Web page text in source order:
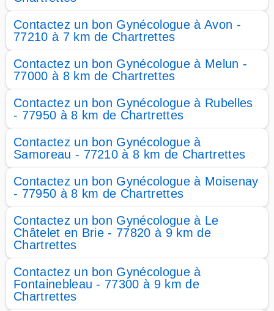
Contactez un bon Gynécologue à Avon -
77210 à 7 km de Chartrettes
Contactez un bon Gynécologue à Melun -
77000 à 8 km de Chartrettes
Contactez un bon Gynécologue à Rubelles
- 77950 à 8 km de Chartrettes
Contactez un bon Gynécologue à
Samoreau - 77210 à 8 km de Chartrettes
Contactez un bon Gynécologue à Moisenay
- 77950 à 8 km de Chartrettes
Contactez un bon Gynécologue à Le
Châtelet en Brie - 77820 à 9 km de
Chartrettes
Contactez un bon Gynécologue à
Fontainebleau - 77300 à 9 km de
Chartrettes